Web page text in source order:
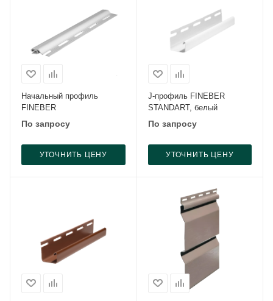
Начальный профиль
FINEBER
По запросу
УТОЧНИТЬ ЦЕНУ
J-профиль FINEBER
STANDART, белый
По запросу
УТОЧНИТЬ ЦЕНУ